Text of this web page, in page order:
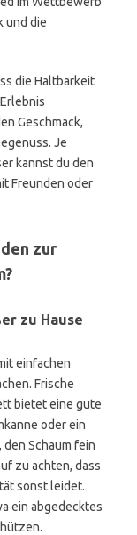
und die
die Haltbarkeit
Geschmack,
Je
kannst du den
Freunden oder
zur
zu Hause
einfachen
Frische
bietet eine gute
oder ein
Schaum fein
zu achten, dass
sonst leidet.
ein abgedecktes